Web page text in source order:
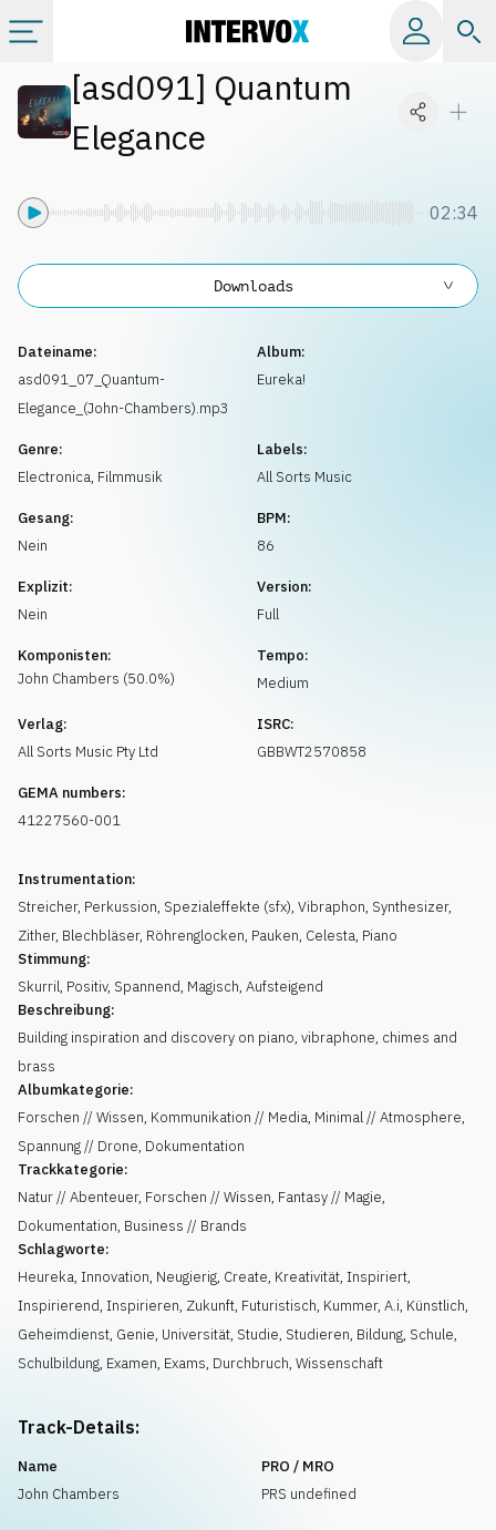
Kategorien
[asd091] Quantum
Elegance
02:34
Dateiname:
asd091_07_Quantum-
Elegance_(John-Chambers).mp3
Album:
Eureka!
Genre:
Electronica, Filmmusik
Labels:
All Sorts Music
Gesang:
Nein
BPM:
86
Explizit:
Nein
Version:
Full
Komponisten:
John Chambers (50.0%)
Tempo:
Medium
Verlag:
All Sorts Music Pty Ltd
ISRC:
GBBWT2570858
GEMA numbers:
41227560-001
Instrumentation:
Streicher, Perkussion, Spezialeffekte (sfx), Vibraphon, Synthesizer,
Zither, Blechbläser, Röhrenglocken, Pauken, Celesta, Piano
Stimmung:
Skurril, Positiv, Spannend, Magisch, Aufsteigend
Beschreibung:
Building inspiration and discovery on piano, vibraphone, chimes and
brass
Albumkategorie:
Forschen // Wissen, Kommunikation // Media, Minimal // Atmosphere,
Spannung // Drone, Dokumentation
Trackkategorie:
Natur // Abenteuer, Forschen // Wissen, Fantasy // Magie,
Dokumentation, Business // Brands
Schlagworte:
Heureka, Innovation, Neugierig, Create, Kreativität, Inspiriert,
Inspirierend, Inspirieren, Zukunft, Futuristisch, Kummer, A.i, Künstlich,
Geheimdienst, Genie, Universität, Studie, Studieren, Bildung, Schule,
Schulbildung, Examen, Exams, Durchbruch, Wissenschaft
Downloads
Track-Details:
Name
John Chambers
PRO / MRO
PRS undefined